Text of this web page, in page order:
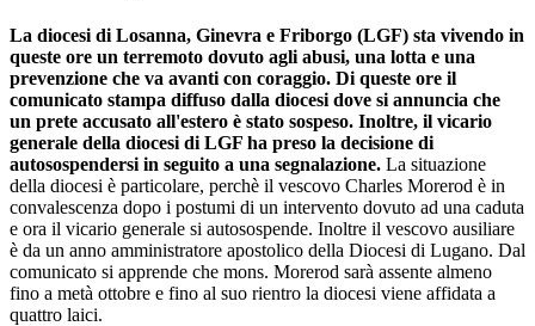
La diocesi di Losanna, Ginevra e Friborgo (LGF) sta vivendo in
queste ore un terremoto dovuto agli abusi, una lotta e una
prevenzione che va avanti con coraggio. Di queste ore il
comunicato stampa diffuso dalla diocesi dove si annuncia che
un prete accusato all'estero è stato sospeso. Inoltre, il vicario
generale della diocesi di LGF ha preso la decisione di
autosospendersi in seguito a una segnalazione. La situazione
della diocesi è particolare, perchè il vescovo Charles Morerod è in
convalescenza dopo i postumi di un intervento dovuto ad una caduta
e ora il vicario generale si autosospende. Inoltre il vescovo ausiliare
è da un anno amministratore apostolico della Diocesi di Lugano. Dal
comunicato si apprende che mons. Morerod sarà assente almeno
fino a metà ottobre e fino al suo rientro la diocesi viene affidata a
quattro laici.